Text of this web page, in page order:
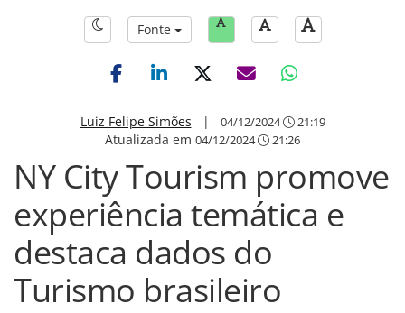
Fonte
Luiz Felipe Simões | 04/12/2024 21:19
Atualizada em 04/12/2024 21:26
NY City Tourism promove
experiência temática e
destaca dados do
Turismo brasileiro